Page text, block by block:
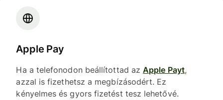
Apple Pay
Ha a telefonodon beállítottad azApple Payt,
azzal is fizethetsz a megbízásodért. Ez
kényelmes és gyors fizetést tesz lehetővé.